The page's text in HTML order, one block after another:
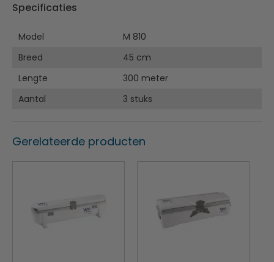
Specificaties
Model
M 810
Breed
45 cm
Lengte
300 meter
Aantal
3 stuks
Gerelateerde producten